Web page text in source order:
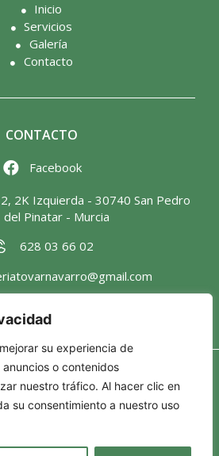
su experiencia de
o contenidos
nuestro tráfico. Al hacer clic en
su consentimiento a nuestro uso
Inicio
Servicios
Galería
Contacto
CONTACTO
Facebook
2K Izquierda - 30740 San Pedro
del Pinatar - Murcia
628 03 66 02
de privacidad
de cookies